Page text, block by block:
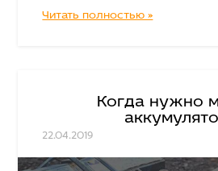
Читать полностью »
Когда нужно
22.04.2019